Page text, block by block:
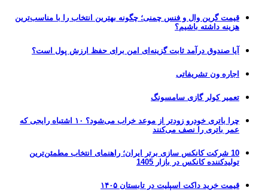
قیمت گرین وال و فنس چمنی؛ چگونه بهترین انتخاب را با مناسب‌ترین
هزینه داشته باشیم؟
آیا صندوق درآمد ثابت گزینه‌ای امن برای حفظ ارزش پول است؟
اجاره ون تشریفاتی
تعمیر کولر گازی سامسونگ
چرا باتری خودرو زودتر از موعد خراب می‌شود؟ ۱۰ اشتباه رایجی که
عمر باتری را نصف می‌کنند
10 شرکت کانکس سازی برتر ایران؛ راهنمای انتخاب مطمئن‌ترین
تولیدکننده کانکس در بازار 1405
قیمت خرید داکت اسپلیت در تابستان ۱۴۰۵